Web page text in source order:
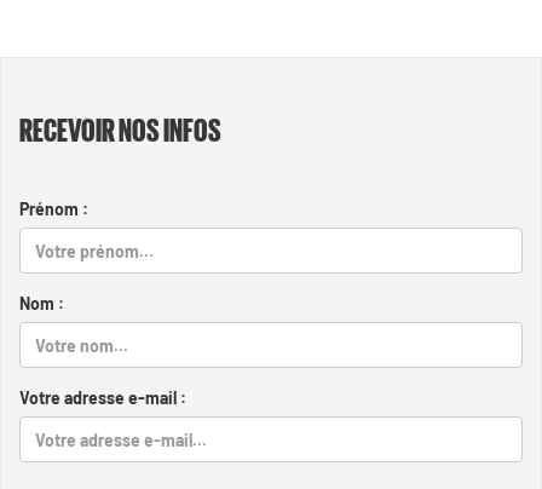
RECEVOIR NOS INFOS
Prénom :
Nom :
Votre adresse e-mail :